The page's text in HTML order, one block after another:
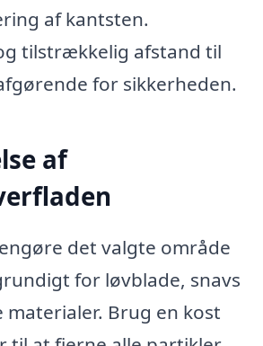
af kantsten.
tilstrækkelig afstand til
for sikkerheden.
af
det valgte område
for løvblade, snavs
Brug en kost